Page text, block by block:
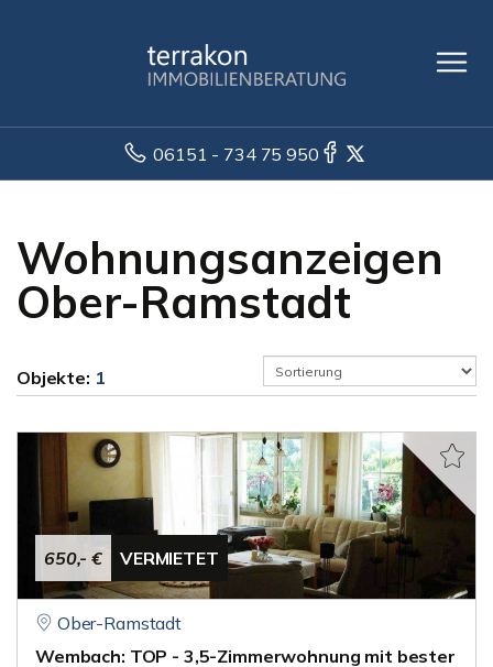
06151 - 734 75 950
Wohnungsanzeigen
Ober-Ramstadt
Objekte: 1
650,- € VERMIETET
Ober-Ramstadt
Wembach: TOP - 3,5-Zimmerwohnung mit bester